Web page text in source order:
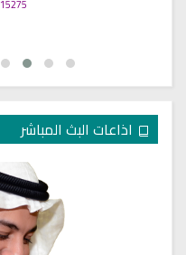
15275 | 2025-11-03
اذاعات البث المباشر